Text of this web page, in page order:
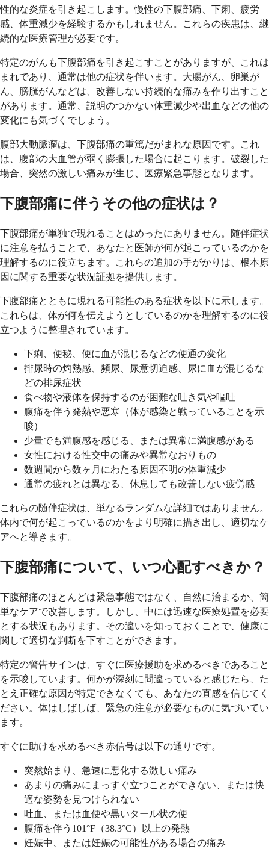
性的な炎症を引き起こします。慢性の下腹部痛、下痢、疲労
感、体重減少を経験するかもしれません。これらの疾患は、継
続的な医療管理が必要です。
特定のがんも下腹部痛を引き起こすことがありますが、これは
まれであり、通常は他の症状を伴います。大腸がん、卵巣が
ん、膀胱がんなどは、改善しない持続的な痛みを作り出すこと
があります。通常、説明のつかない体重減少や出血などの他の
変化にも気づくでしょう。
腹部大動脈瘤は、下腹部痛の重篤だがまれな原因です。これ
は、腹部の大血管が弱く膨張した場合に起こります。破裂した
場合、突然の激しい痛みが生じ、医療緊急事態となります。
下腹部痛に伴うその他の症状は？
下腹部痛が単独で現れることはめったにありません。随伴症状
に注意を払うことで、あなたと医師が何が起こっているのかを
理解するのに役立ちます。これらの追加の手がかりは、根本原
因に関する重要な状況証拠を提供します。
下腹部痛とともに現れる可能性のある症状を以下に示します。
これらは、体が何を伝えようとしているのかを理解するのに役
立つように整理されています。
下痢、便秘、便に血が混じるなどの便通の変化
排尿時の灼熱感、頻尿、尿意切迫感、尿に血が混じるな
どの排尿症状
食べ物や液体を保持するのが困難な吐き気や嘔吐
腹痛を伴う発熱や悪寒（体が感染と戦っていることを示
唆）
少量でも満腹感を感じる、または異常に満腹感がある
女性における性交中の痛みや異常なおりもの
数週間から数ヶ月にわたる原因不明の体重減少
通常の疲れとは異なる、休息しても改善しない疲労感
これらの随伴症状は、単なるランダムな詳細ではありません。
体内で何が起こっているのかをより明確に描き出し、適切なケ
アへと導きます。
下腹部痛について、いつ心配すべきか？
下腹部痛のほとんどは緊急事態ではなく、自然に治まるか、簡
単なケアで改善します。しかし、中には迅速な医療処置を必要
とする状況もあります。その違いを知っておくことで、健康に
関して適切な判断を下すことができます。
特定の警告サインは、すぐに医療援助を求めるべきであること
を示唆しています。何かが深刻に間違っていると感じたら、た
とえ正確な原因が特定できなくても、あなたの直感を信じてく
ださい。体はしばしば、緊急の注意が必要なものに気づいてい
ます。
すぐに助けを求めるべき赤信号は以下の通りです。
突然始まり、急速に悪化する激しい痛み
あまりの痛みにまっすぐ立つことができない、または快
適な姿勢を見つけられない
吐血、または血便や黒いタール状の便
腹痛を伴う101°F（38.3°C）以上の発熱
妊娠中、または妊娠の可能性がある場合の痛み